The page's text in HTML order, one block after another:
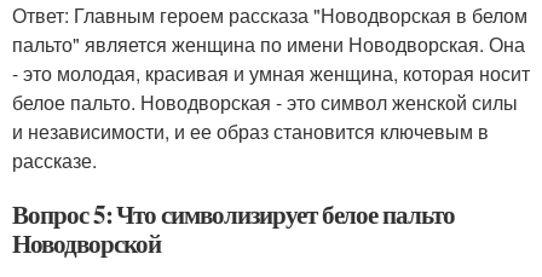
Ответ: Главным героем рассказа "Новодворская в белом
пальто" является женщина по имени Новодворская. Она
- это молодая, красивая и умная женщина, которая носит
белое пальто. Новодворская - это символ женской силы
и независимости, и ее образ становится ключевым в
рассказе.
Вопрос 5: Что символизирует белое пальто
Новодворской